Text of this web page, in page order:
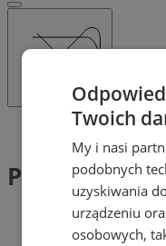
Tag: Parkingi
Parkingi (2)
Twoich
My i nasi
podobnych
uzyskiwania
urządzeniu
osobowych,